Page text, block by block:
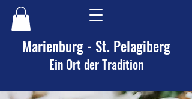
Marienburg - St. Pelagiberg
Ein Ort der Tradition